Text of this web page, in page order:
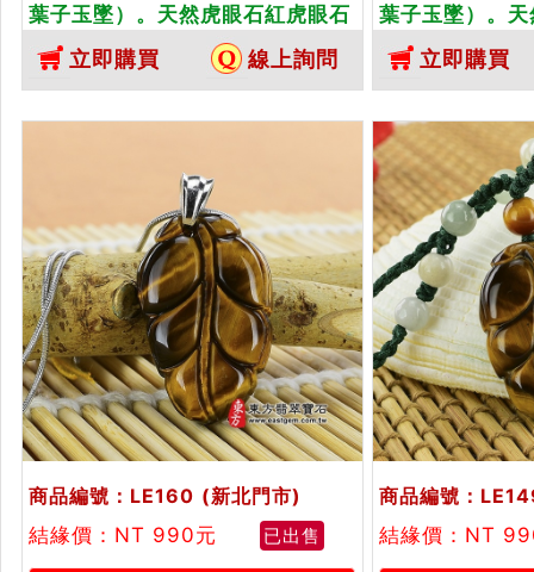
葉子玉墜）。天然虎眼石紅虎眼石
葉子，LE163。客製化訂做各種虎
眼石葉子吊墜玉珮項鍊。★東方翡
翠寶石保證卡
立即購買 線上詢問
葉子玉墜）。
葉子，LE132
眼石葉子吊墜
翠寶石保證卡
立即購買
商品編號：LE160 (新北門市)
結緣價：NT 990元
已出售
商品編號：
結緣價：NT